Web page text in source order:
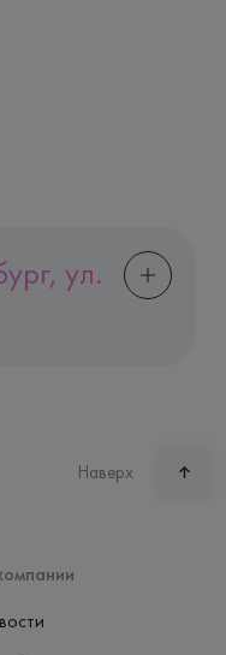
ул.
Наверх